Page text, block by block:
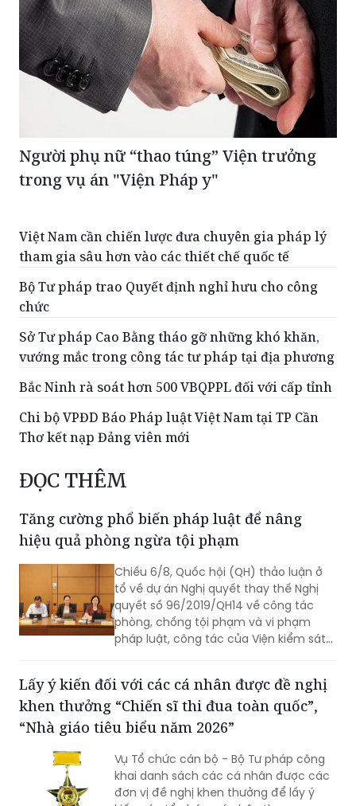
Người phụ nữ “thao túng” Viện trưởng
trong vụ án "Viện Pháp y"
Việt Nam cần chiến lược đưa chuyên gia pháp lý
tham gia sâu hơn vào các thiết chế quốc tế
Bộ Tư pháp trao Quyết định nghỉ hưu cho công
chức
Sở Tư pháp Cao Bằng tháo gỡ những khó khăn,
vướng mắc trong công tác tư pháp tại địa phương
Bắc Ninh rà soát hơn 500 VBQPPL đối với cấp tỉnh
Chi bộ VPĐD Báo Pháp luật Việt Nam tại TP Cần
Thơ kết nạp Đảng viên mới
ĐỌC THÊM
Tăng cường phổ biến pháp luật để nâng
hiệu quả phòng ngừa tội phạm
Chiều 6/8, Quốc hội (QH) thảo luận ở
tổ về dự án Nghị quyết thay thế Nghị
quyết số 96/2019/QH14 về công tác
phòng, chống tội phạm và vi phạm
pháp luật, công tác của Viện kiểm sát
Lấy ý kiến đối với các cá nhân được đề nghị
khen thưởng “Chiến sĩ thi đua toàn quốc”,
“Nhà giáo tiêu biểu năm 2026”
Vụ Tổ chức cán bộ - Bộ Tư pháp công
khai danh sách các cá nhân được các
đơn vị đề nghị khen thưởng để lấy ý